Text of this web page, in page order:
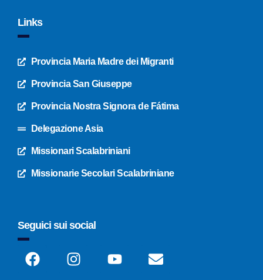
Links
Provincia Maria Madre dei Migranti
Provincia San Giuseppe
Provincia Nostra Signora de Fátima
Delegazione Asia
Missionari Scalabriniani
Missionarie Secolari Scalabriniane
Seguici sui social